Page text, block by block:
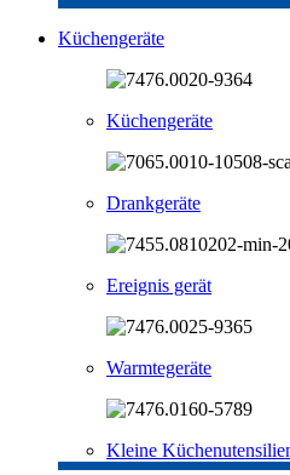
Küchengeräte
Küchengeräte
Drankgeräte
Ereignis gerät
Warmtegeräte
Kleine